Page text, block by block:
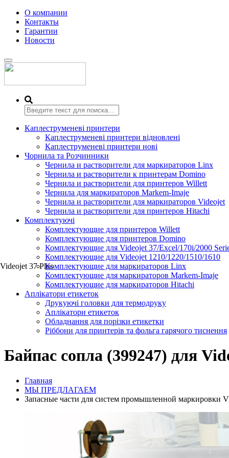
О компании
Контакты
Гарантии
Новости
Переключить
навигацию
Каплеструменеві принтери
Каплеструменеві принтери відновлені
Каплеструменеві принтери нові
Чорнила та Розчинники
Чернила и растворители для маркираторов Linx
Чернила и растворители к принтерам Domino
Чернила и растворители для принтеров Willett
Чернила для маркираторов Markem-Imaje
Чернила и растворители для маркираторов Videojet
Чернила и растворители для принтеров Hitachi
Комплектуючі
Комплектующие для принтеров Willett
Комплектующие для принтеров Domino
Комплектующие для Videojet 37/Excel/170i/2000
Комплектующие для Videojet 1210/1220/1510/1610
Комплектующие для маркираторов Linx
Комплектующие для маркираторов Markem-Imaje
Комплектующие для маркираторов Hitachi
Аплікатори етикеток
Друкуючі головки для термодруку
Аплікатори етикеток
Обладнання для порізки етикетки
Ріббони для принтерів та фольга гарячого тиснення
Байпас сопла (399247) для
Главная
МЫ ПРЕДЛАГАЕМ
Запасные части для систем промышленной маркировки
Videojet 37 Plus